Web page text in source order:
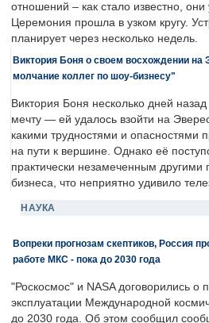
отношений – как стало известно,
Церемония прошла в узком кругу.
планирует через несколько недель.
Виктория Боня о своем восхождении на
молчание коллег по шоу-бизнесу"
Виктория Боня несколько дней
мечту — ей удалось взойти на
какими трудностями и опасностями
на пути к вершине. Однако её
практически незамеченным другими
бизнеса, что неприятно удивило
НАУКА
Вопреки прогнозам скептиков, Россия
работе МКС - пока до 2030 года
"Роскосмос" и NASA договорились о
эксплуатации Международной
до 2030 года. Об этом сообщил